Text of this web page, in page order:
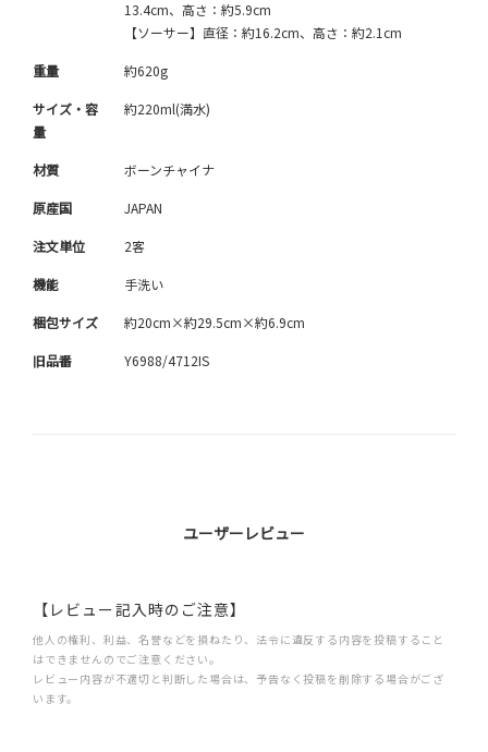
13.4cm、高さ：約5.9cm
【ソーサー】直径：約16.2cm、高さ：約2.1cm
重量 約620g
サイズ・容
量
約220ml(満水)
材質 ボーンチャイナ
原産国 JAPAN
注文単位 2客
機能 手洗い
梱包サイズ 約20cm×約29.5cm×約6.9cm
旧品番 Y6988/4712IS
ユーザーレビュー
【レビュー記入時のご注意】
他人の権利、利益、名誉などを損ねたり、法令に違反する内容を投稿すること
はできませんのでご注意ください。
レビュー内容が不適切と判断した場合は、予告なく投稿を削除する場合がござ
います。